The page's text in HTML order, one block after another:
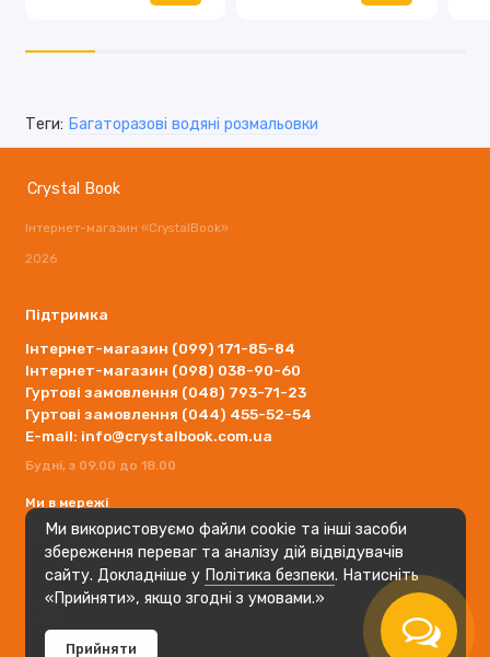
Теги: Багаторазовi водяні розмальовки
Ми використовуємо файли cookie та інші засоби
збереження переваг та аналізу дій відвідувачів
сайту. Докладніше у Політика безпеки. Натисніть
«Прийняти», якщо згодні з умовами.»
Прийняти
Crystal Book
Інтернет-магазин «CrystalBook»
2026
Підтримка
Інтернет-магазин (099) 171-85-84
Інтернет-магазин (098) 038-90-60
Гуртові замовлення (048) 793-71-23
Гуртові замовлення (044) 455-52-54
E-mail: info@crystalbook.com.ua
Будні, з 09.00 до 18.00
Ми в мережі